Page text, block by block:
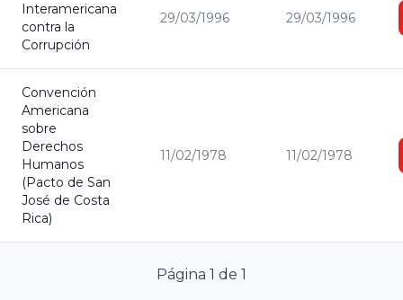
Interamericana
contra la
Corrupción
29/03/1996 29/03/1996
Convención
Americana
sobre
Derechos
Humanos
(Pacto de San
José de Costa
Rica)
11/02/1978 11/02/1978
Página 1 de 1